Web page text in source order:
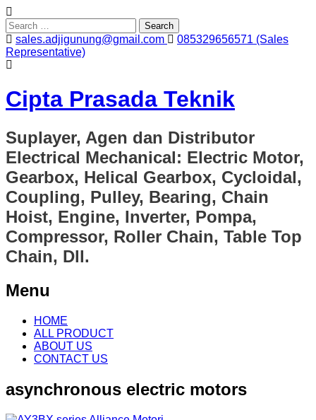
Search
for:sales.adjigunung@gmail.com
085329656571 (Sales
Representative)
Cipta Prasada Teknik
Suplayer, Agen dan Distributor
Electrical Mechanical: Electric Motor,
Gearbox, Helical Gearbox, Cycloidal,
Coupling, Pulley, Bearing, Chain
Hoist, Engine, Inverter, Pompa,
Compressor, Roller Chain, Table Top
Chain, Dll.
Menu
Skip
content
HOME
ALL PRODUCT
ABOUT US
CONTACT US
asynchronous electric motors